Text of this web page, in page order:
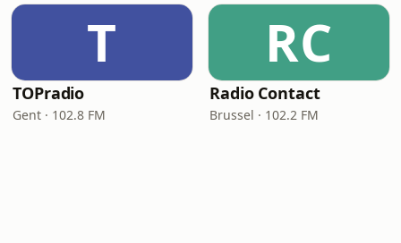
T
TOPradio
Gent · 102.8 FM
RC
Radio Contact
Brussel · 102.2 FM